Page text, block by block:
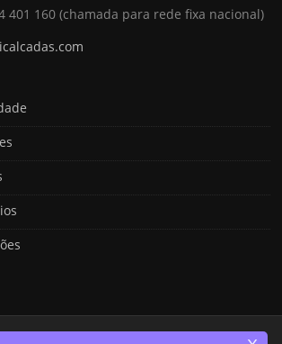
401 160 (chamada para rede fixa nacional)